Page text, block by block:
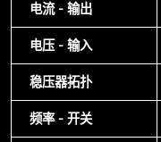
电流 - 输出
电压 - 输入
稳压器拓扑
频率 - 开关